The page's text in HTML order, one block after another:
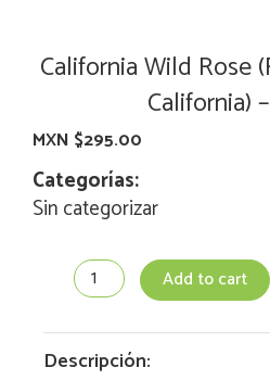
California Wild Rose
California)
MXN $295.00
Categorías:
Sin categorizar
California
(Rosa
Silvestre
Add to cart
Descripción: